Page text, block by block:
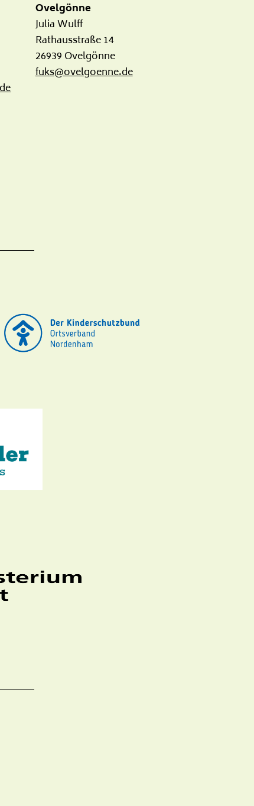
Ovelgönne
Julia Wulff
Rathausstraße 14
26939 Ovelgönne
fuks@ovelgoenne.de